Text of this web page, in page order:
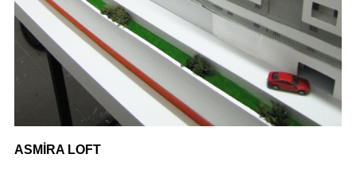
ASMİRA LOFT